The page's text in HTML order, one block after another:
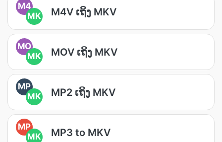
M4
MK
M4V ເຖິງ MKV
MO
MK
MOV ເຖິງ MKV
MP
MK
MP2 ເຖິງ MKV
MP
MK
MP3 to MKV